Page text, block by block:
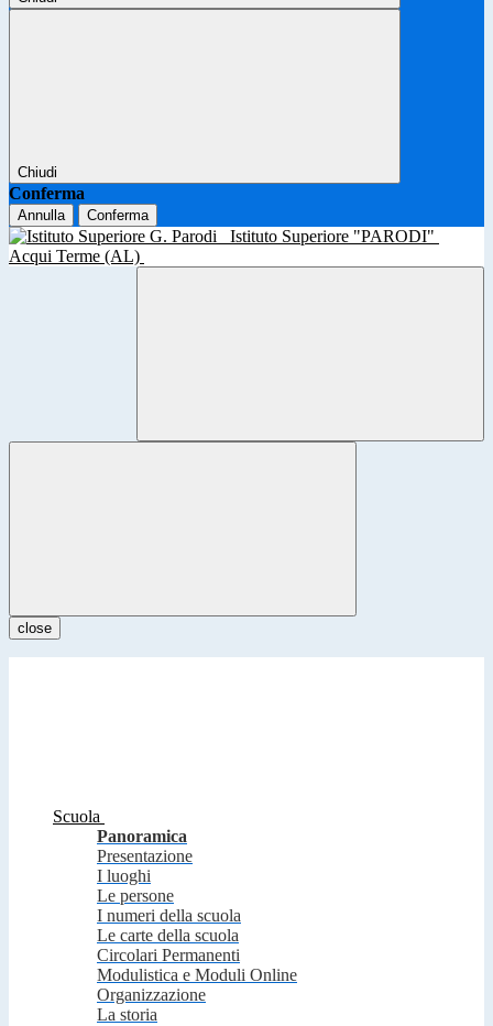
Chiudi
Conferma
Annulla Conferma
Istituto Superiore "PARODI"
Acqui Terme (AL)
close
Scuola
Panoramica
Presentazione
I luoghi
Le persone
I numeri della scuola
Le carte della scuola
Circolari Permanenti
Modulistica e Moduli Online
Organizzazione
La storia